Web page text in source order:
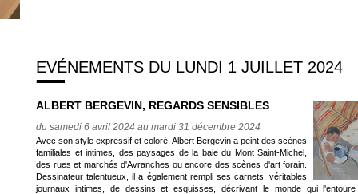
EVÉNEMENTS DU LUNDI 1 JUILLET 2024
ALBERT BERGEVIN, REGARDS SENSIBLES
du samedi 6 avril 2024 au mardi 31 décembre 2024
Avec son style expressif et coloré, Albert Bergevin a peint des scènes
familiales et intimes, des paysages de la baie du Mont Saint-Michel,
des rues et marchés d'Avranches ou encore des scènes d'art forain.
Dessinateur talentueux, il a également rempli ses carnets, véritables
journaux intimes, de dessins et esquisses, décrivant le monde qui